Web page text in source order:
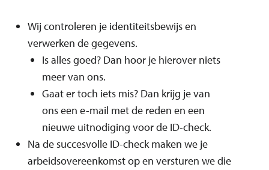
Wij controleren je identiteitsbewijs en
verwerken de gegevens.
Is alles goed? Dan hoor je hierover niets
meer van ons.
Gaat er toch iets mis? Dan krijg je van
ons een e-mail met de reden en een
nieuwe uitnodiging voor de ID-check.
Na de succesvolle ID-check maken we je
arbeidsovereenkomst op en versturen we die